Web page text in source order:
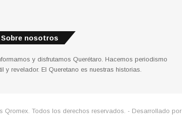
Sobre nosotros
y disfrutamos Querétaro. Hacemos periodismo
y revelador. El Queretano es nuestras historias.
Qromex. Todos los derechos reservados. - Desarrollado por